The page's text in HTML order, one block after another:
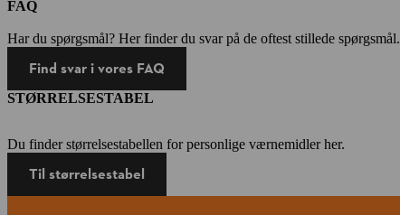
FAQ
Har du spørgsmål? Her finder du svar på de oftest stillede spørgsmål.
Find svar i vores FAQ
STØRRELSESTABEL
Du finder størrelsestabellen for personlige værnemidler her.
Til størrelsestabel